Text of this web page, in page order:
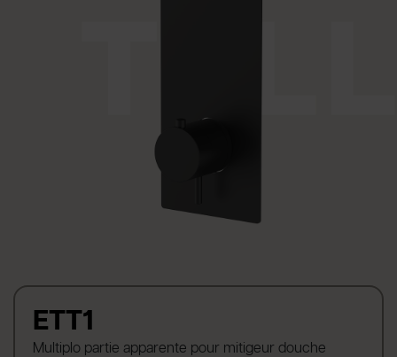
ETT1
Multiplo partie apparente pour mitigeur douche